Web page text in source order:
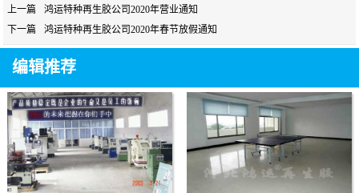
上一篇
鸿运特种再生胶公司2020年营业通知
下一篇
鸿运特种再生胶公司2020年春节放假通知
编辑推荐